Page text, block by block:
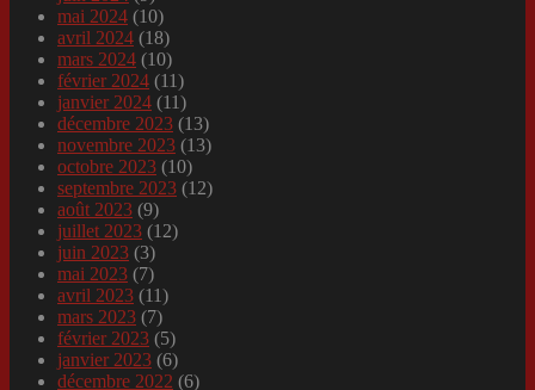
mai 2024 (10)
avril 2024 (18)
mars 2024 (10)
février 2024 (11)
janvier 2024 (11)
décembre 2023 (13)
novembre 2023 (13)
octobre 2023 (10)
septembre 2023 (12)
août 2023 (9)
juillet 2023 (12)
juin 2023 (3)
mai 2023 (7)
avril 2023 (11)
mars 2023 (7)
février 2023 (5)
janvier 2023 (6)
décembre 2022 (6)